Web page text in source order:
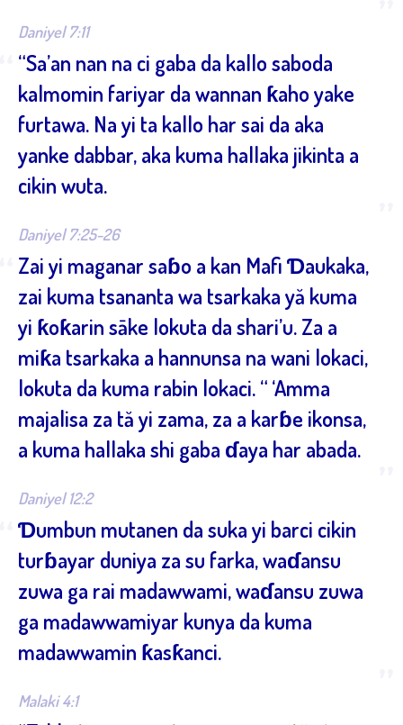
Daniyel 7:11
“Sa’an nan na ci gaba da kallo saboda
kalmomin fariyar da wannan ƙaho yake
furtawa. Na yi ta kallo har sai da aka
yanke dabbar, aka kuma hallaka jikinta a
cikin wuta.
Daniyel 7:25-26
Zai yi maganar saɓo a kan Mafi Ɗaukaka,
zai kuma tsananta wa tsarkaka yă kuma
yi ƙoƙarin sāke lokuta da shari’u. Za a
miƙa tsarkaka a hannunsa na wani lokaci,
lokuta da kuma rabin lokaci. “ ‘Amma
majalisa za tă yi zama, za a karɓe ikonsa,
a kuma hallaka shi gaba ɗaya har abada.
Daniyel 12:2
Ɗumbun mutanen da suka yi barci cikin
turɓayar duniya za su farka, waɗansu
zuwa ga rai madawwami, waɗansu zuwa
ga madawwamiyar kunya da kuma
madawwamin ƙasƙanci.
Malaki 4:1